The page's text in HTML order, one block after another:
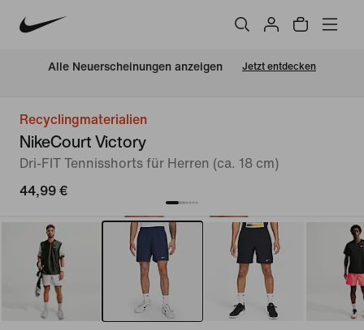
Alle Neuerscheinungen anzeigen Jetzt entdecken
Recyclingmaterialien
NikeCourt Victory
Dri-FIT Tennisshorts für Herren (ca. 18 cm)
44,99 €